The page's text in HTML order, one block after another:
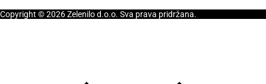
Copyright © 2026 Zelenilo d.o.o. Sva prava pridržana.